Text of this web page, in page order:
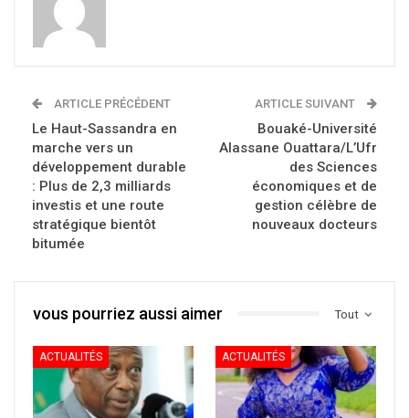
ARTICLE PRÉCÉDENT
Le Haut-Sassandra en
marche vers un
développement durable
: Plus de 2,3 milliards
investis et une route
stratégique bientôt
bitumée
ARTICLE SUIVANT
Bouaké-Université
Alassane Ouattara/L’Ufr
des Sciences
économiques et de
gestion célèbre de
nouveaux docteurs
Tout
vous pourriez aussi aimer
ACTUALITÉS ACTUALITÉS